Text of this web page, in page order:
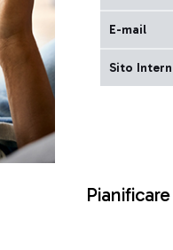
E-mail
Sito